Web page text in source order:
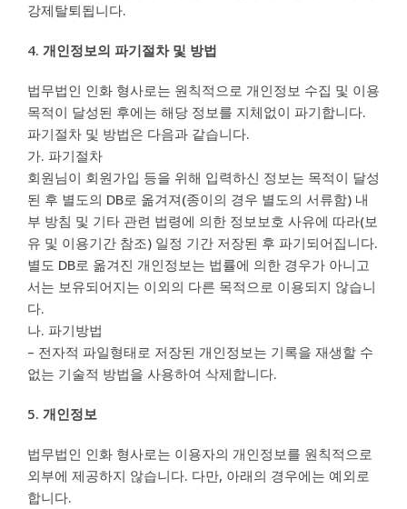
강제탈퇴됩니다.
4. 개인정보의 파기절차 및 방법
법무법인 인화 형사로는 원칙적으로 개인정보 수집 및 이용
목적이 달성된 후에는 해당 정보를 지체없이 파기합니다.
파기절차 및 방법은 다음과 같습니다.
가. 파기절차
회원님이 회원가입 등을 위해 입력하신 정보는 목적이 달성
된 후 별도의 DB로 옮겨져(종이의 경우 별도의 서류함) 내
부 방침 및 기타 관련 법령에 의한 정보보호 사유에 따라(보
유 및 이용기간 참조) 일정 기간 저장된 후 파기되어집니다.
별도 DB로 옮겨진 개인정보는 법률에 의한 경우가 아니고
서는 보유되어지는 이외의 다른 목적으로 이용되지 않습니
다.
나. 파기방법
– 전자적 파일형태로 저장된 개인정보는 기록을 재생할 수
없는 기술적 방법을 사용하여 삭제합니다.
5. 개인정보
법무법인 인화 형사로는 이용자의 개인정보를 원칙적으로
외부에 제공하지 않습니다. 다만, 아래의 경우에는 예외로
합니다.